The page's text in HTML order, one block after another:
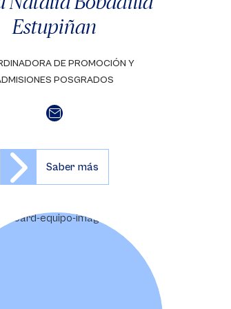
Estupiñan
DE PROMOCIÓN Y
POSGRADOS
Saber más